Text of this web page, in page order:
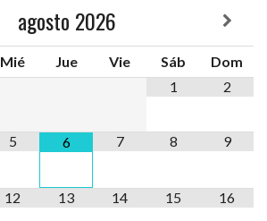
agosto 2026
Mié Jue Vie Sáb
Dom
1
2
5 6 7 8 9
12 13 14 15 16